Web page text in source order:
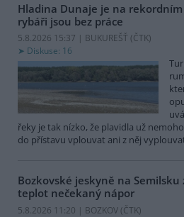
Hladina Dunaje je na
rybáři jsou bez práce
5.8.2026 15:37 | BUKUREŠŤ (ČTK)
Diskuse: 16
řeky je tak nízko, že plavidla už
do přístavu vplouvat ani z něj
Bozkovské jeskyně na Semilsku
teplot nečekaný nápor
5.8.2026 11:20 | BOZKOV (ČTK)